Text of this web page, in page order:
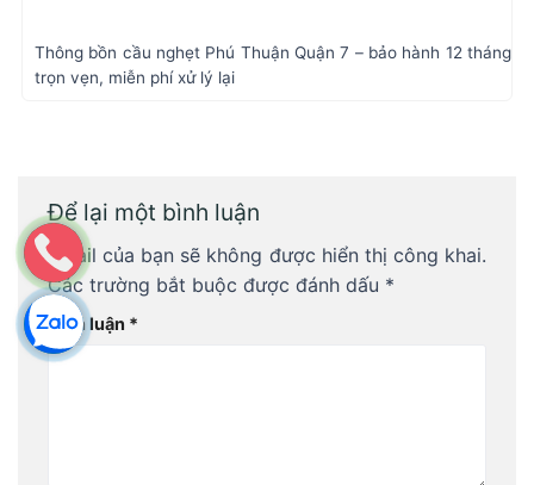
Thông bồn cầu nghẹt Phú Thuận Quận 7 – bảo hành 12 tháng
trọn vẹn, miễn phí xử lý lại
Để lại một bình luận
Email của bạn sẽ không được hiển thị công khai.
Các trường bắt buộc được đánh dấu *
Bình luận *